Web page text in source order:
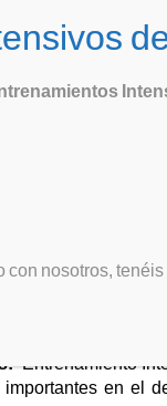
Alborada
Entrenamiento
en el
nosotros,